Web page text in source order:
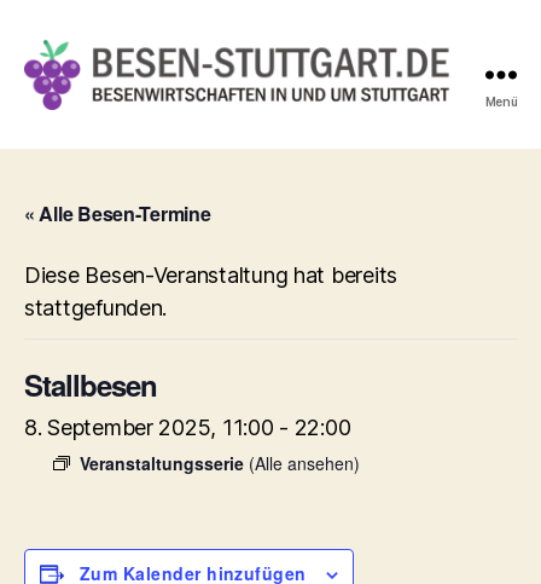
Stuttgart.de
Menü
« Alle Besen-Termine
Diese Besen-Veranstaltung hat bereits
stattgefunden.
Stallbesen
8. September 2025, 11:00 - 22:00
Veranstaltungsserie (Alle ansehen)
Zum Kalender hinzufügen